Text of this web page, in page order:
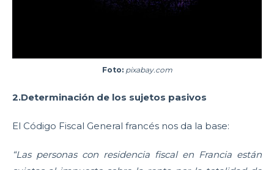
Foto: pixabay.com
2.Determinación de los sujetos pasivos
El Código Fiscal General francés nos da la base:
“Las personas con residencia fiscal en Francia están